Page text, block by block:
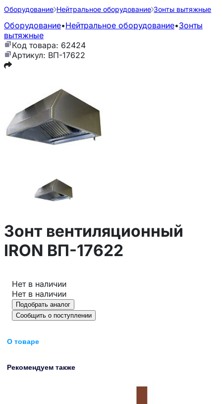
Оборудование Нейтральное оборудование Зонты вытяжные
Оборудование•Нейтральное оборудование•Зонты
вытяжные
Код товара: 62424
Артикул: ВП-17622
Зонт вентиляционный
IRON ВП-17622
Нет в наличии
Нет в наличии
Подобрать аналог
Сообщить о поступлении
О товаре
Рекомендуем также